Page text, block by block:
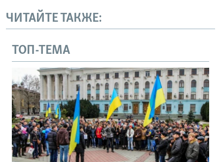
ЧИТАЙТЕ ТАКЖЕ:
ТОП-ТЕМА